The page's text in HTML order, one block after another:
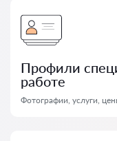
Профили
работе
Фотографии, услуги,